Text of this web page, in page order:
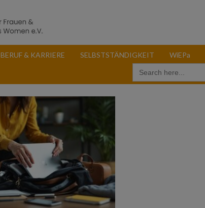
BERUF & KARRIERE SELBSTSTÄNDIGKEIT WiEPa
Search
for: